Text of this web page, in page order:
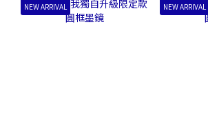
NEW ARRIVAL NEW ARRIVAL